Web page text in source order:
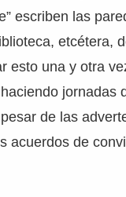
escriben las
etcétera,
esto una y otra
jornadas
de las
acuerdos de